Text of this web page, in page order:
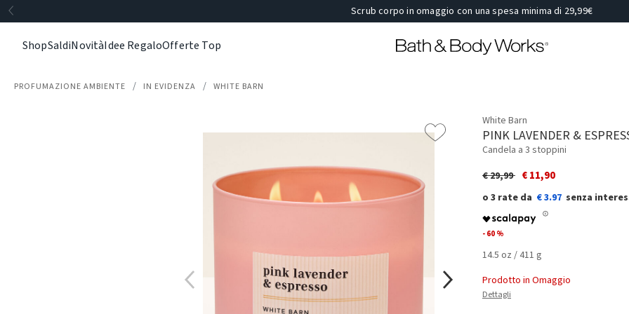
Scrub corpo in omaggio con una spesa minima di 29,99€
ShopSaldiNovitàIdee RegaloOfferte Top
PROFUMAZIONE AMBIENTE IN EVIDENZA WHITE BARN
White Barn
PINK LAVENDER &
Candela a 3 stoppini
Price reduced from
€ 29,99to€ 11,90
€ 3.97
- 60 %
14.5 oz / 411 g
Prodotto in Omaggio
Dettagli